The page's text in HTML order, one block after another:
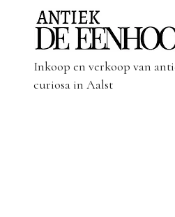
Inkoop en verkoop van
curiosa in Aalst